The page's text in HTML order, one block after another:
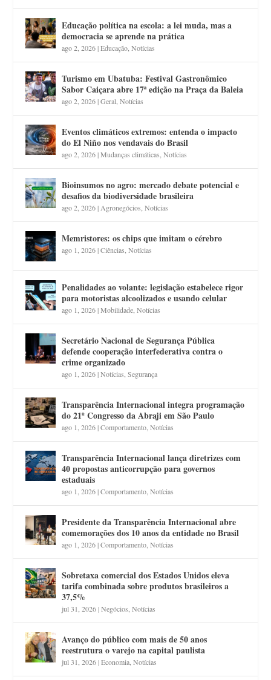
Educação política na escola: a lei muda, mas a
democracia se aprende na prática
ago 2, 2026|Educação ,Notícias
Turismo em Ubatuba: Festival Gastronômico
Sabor Caiçara abre 17ª edição na Praça da Baleia
ago 2, 2026|Geral ,Notícias
Eventos climáticos extremos: entenda o impacto
do El Niño nos vendavais do Brasil
ago 2, 2026|Mudanças climáticas ,Notícias
Bioinsumos no agro: mercado debate potencial e
desafios da biodiversidade brasileira
ago 2, 2026| Agronegócios ,Notícias
Memristores: os chips que imitam o cérebro
ago 1, 2026|Ciências ,Notícias
Penalidades ao volante: legislação estabelece rigor
para motoristas alcoolizados e usando celular
ago 1, 2026|Mobilidade ,Notícias
Secretário Nacional de Segurança Pública
defende cooperação interfederativa contra o
crime organizado
ago 1, 2026|Notícias ,Segurança
Transparência Internacional integra programação
do 21º Congresso da Abraji em São Paulo
ago 1, 2026|Comportamento ,Notícias
Transparência Internacional lança diretrizes com
40 propostas anticorrupção para governos
estaduais
ago 1, 2026|Comportamento ,Notícias
Presidente da Transparência Internacional abre
comemorações dos 10 anos da entidade no Brasil
ago 1, 2026|Comportamento ,Notícias
Sobretaxa comercial dos Estados Unidos eleva
tarifa combinada sobre produtos brasileiros a
37,5%
jul 31, 2026|Negócios ,Notícias
Avanço do público com mais de 50 anos
reestrutura o varejo na capital paulista
jul 31, 2026|Economia ,Notícias